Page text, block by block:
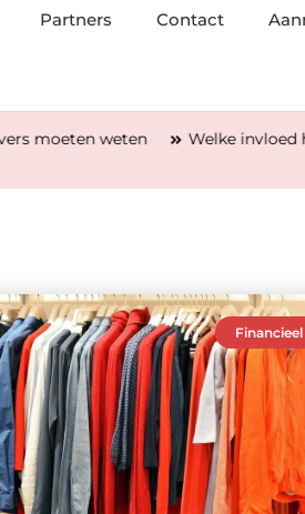
Partners Contact
Welke invloed heeft lasrook op
Financieel